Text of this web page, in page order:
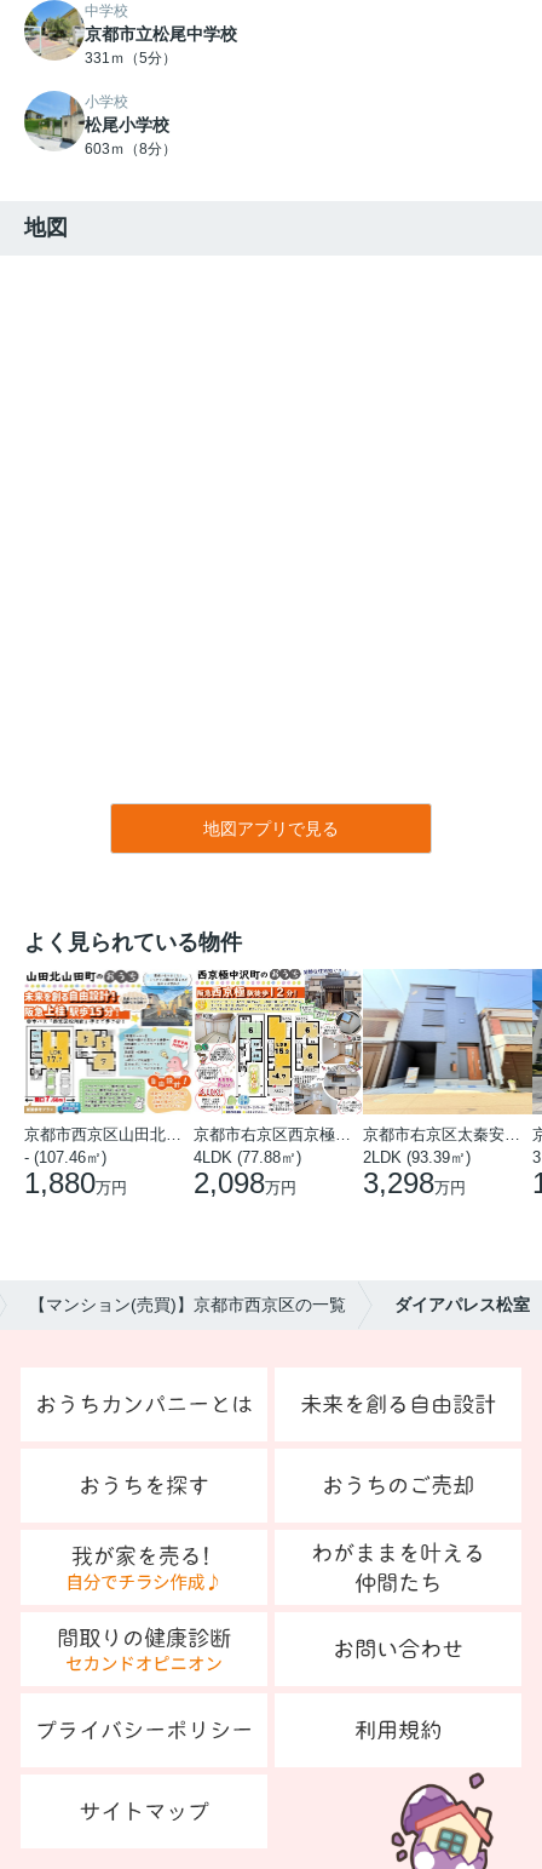
中学校
京都市立松尾中学校
331ｍ（5分）
小学校
松尾小学校
603ｍ（8分）
地図
地図アプリで見る
よく見られている物件
京都市西京区山田北山田町
- (107.46㎡)
1,880万円
京都市右京区西京極中沢町
4LDK (77.88㎡)
2,098万円
京都市右京区太秦安井藤ノ木町
2LDK (93.39㎡)
3,298万円
【マンション(売買)】京都市西京区の一覧 ダイアパレス松室